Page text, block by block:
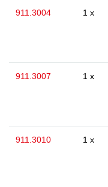
911.3004 1 x
911.3007 1 x
911.3010 1 x